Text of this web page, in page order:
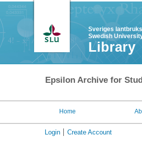
Sveriges
Swedish
Library
Epsilon Archive for
Home
Login Create Account